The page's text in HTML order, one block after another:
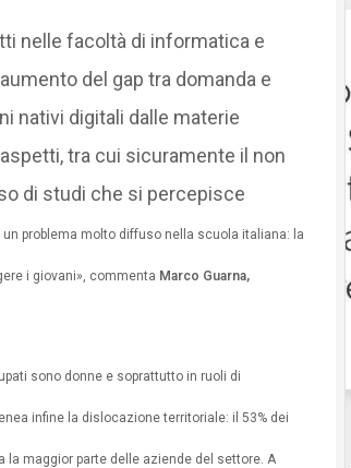
nelle facoltà di informatica e
del gap tra domanda e
nativi digitali dalle materie
tra cui sicuramente il non
di studi che si percepisce
problema molto diffuso nella scuola italiana: la
i giovani», commenta Marco Guarna,
sono donne e soprattutto in ruoli di
infine la dislocazione territoriale: il 53% dei
la maggior parte delle aziende del settore. A